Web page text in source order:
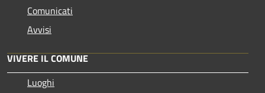
Comunicati
Avvisi
VIVERE IL COMUNE
Luoghi